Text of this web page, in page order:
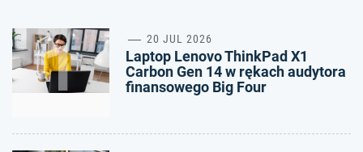
1 20 JUL 2026
Laptop Lenovo ThinkPad X1
Carbon Gen 14 w rękach audytora
finansowego Big Four